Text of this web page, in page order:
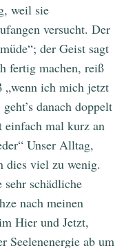
weil sie
versucht. Der
der Geist sagt
fertig machen, reiß
„wenn ich mich jetzt
danach doppelt
einfach mal kurz an
Unser Alltag,
dies viel zu wenig.
sehr schädliche
nach meinen
Hier und Jetzt,
Seelenenergie ab um